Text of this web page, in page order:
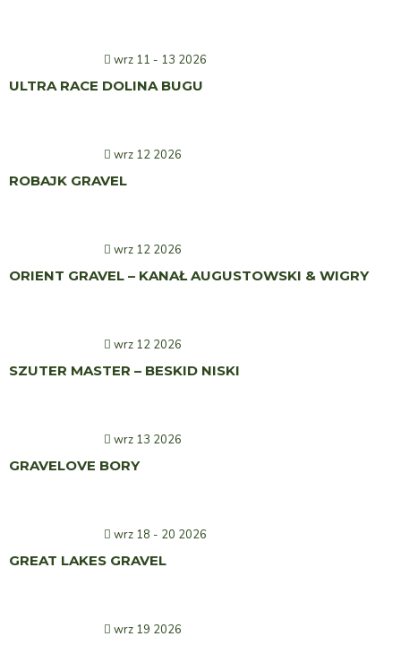
wrz 11 - 13 2026
ULTRA RACE DOLINA BUGU
wrz 12 2026
ROBAJK GRAVEL
wrz 12 2026
ORIENT GRAVEL – KANAŁ AUGUSTOWSKI & WIGRY
wrz 12 2026
SZUTER MASTER – BESKID NISKI
wrz 13 2026
GRAVELOVE BORY
wrz 18 - 20 2026
GREAT LAKES GRAVEL
wrz 19 2026